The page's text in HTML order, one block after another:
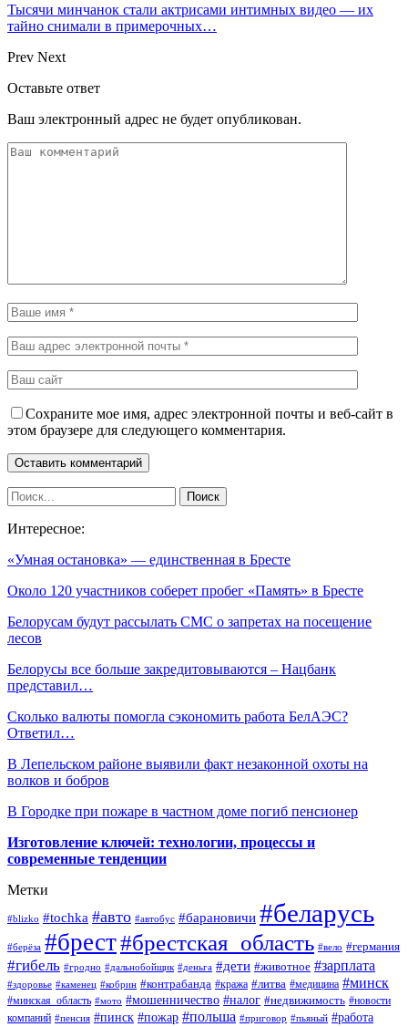
Тысячи минчанок стали актрисами интимных видео — их
тайно снимали в примерочных…
Prev Next
Оставьте ответ
Ваш электронный адрес не будет опубликован.
Сохраните мое имя, адрес электронной почты и веб-сайт в
этом браузере для следующего комментария.
Интересное:
«Умная остановка» — единственная в Бресте
Около 120 участников соберет пробег «Память» в Бресте
Белорусам будут рассылать СМС о запретах на посещение
лесов
Белорусы все больше закредитовываются – Нацбанк
представил…
Сколько валюты помогла сэкономить работа БелАЭС?
Ответил…
В Лепельском районе выявили факт незаконной охоты на
волков и бобров
В Городке при пожаре в частном доме погиб пенсионер
Изготовление ключей: технологии, процессы и
современные тенденции
Метки
#blizko #tochka #авто #автобус #барановичи #беларусь
#берёза #брест#брестская_область #вело #германия
#гибель #гродно #дальнобойщик #деньга #дети #животное #зарплата
#здоровье #каменец #кобрин #контрабанда #кража #литва #медицина #минск
#минская_область #мото #мошенничество #налог #недвижимость #новости
компаний #пенсия #пинск #пожар #польша #приговор #пьяный #работа